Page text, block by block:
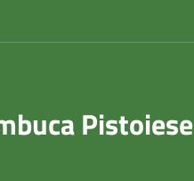
Pistoiese